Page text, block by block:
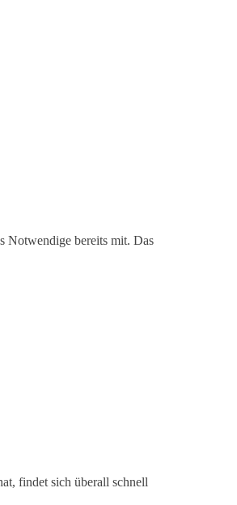
Notwendige bereits mit. Das
findet sich überall schnell